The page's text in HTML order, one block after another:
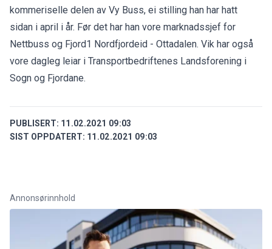
kommeriselle delen av Vy Buss, ei stilling han har hatt
sidan i april i år. Før det har han vore marknadssjef for
Nettbuss og Fjord1 Nordfjordeid - Ottadalen. Vik har også
vore dagleg leiar i Transportbedriftenes Landsforening i
Sogn og Fjordane.
PUBLISERT: 11.02.2021 09:03
SIST OPPDATERT: 11.02.2021 09:03
Annonsørinnhold